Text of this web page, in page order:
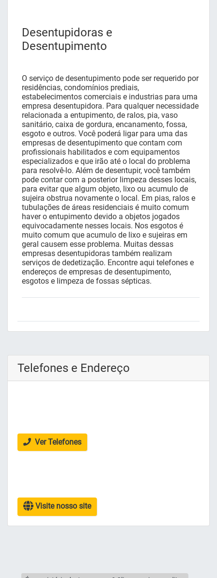
Desentupidoras e
Desentupimento
O serviço de desentupimento pode ser requerido por
residências, condomínios prediais,
estabelecimentos comerciais e industrias para uma
empresa desentupidora. Para qualquer necessidade
relacionada a entupimento, de ralos, pia, vaso
sanitário, caixa de gordura, encanamento, fossa,
esgoto e outros. Você poderá ligar para uma das
empresas de desentupimento que contam com
profissionais habilitados e com equipamentos
especializados e que irão até o local do problema
para resolvê-lo. Além de desentupir, você também
pode contar com a posterior limpeza desses locais,
para evitar que algum objeto, lixo ou acumulo de
sujeira obstrua novamente o local. Em pias, ralos e
tubulações de áreas residenciais é muito comum
haver o entupimento devido a objetos jogados
equivocadamente nesses locais. Nos esgotos é
muito comum que acumulo de lixo e sujeiras em
geral causem esse problema. Muitas dessas
empresas desentupidoras também realizam
serviços de dedetização. Encontre aqui telefones e
endereços de empresas de desentupimento,
esgotos e limpeza de fossas sépticas.
Telefones e Endereço
Ver Telefones
Visite nosso site